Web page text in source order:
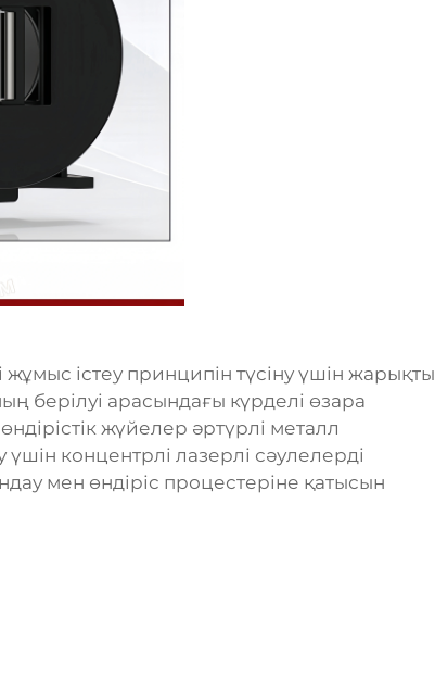
істеу принципін түсіну үшін жарықты
берілуі арасындағы күрделі өзара
жүйелер әртүрлі металл
концентрлі лазерлі сәулелерді
мен өндіріс процестеріне қатысын